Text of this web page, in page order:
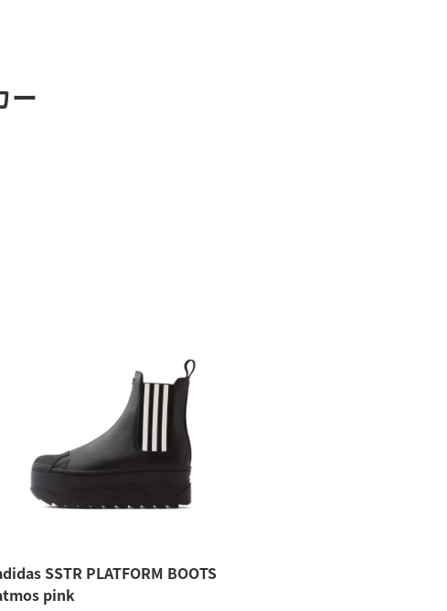
ー
SSTR PLATFORM BOOTS
pink